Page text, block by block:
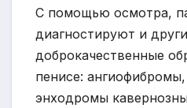
С помощью осмотра,
диагностируют и
доброкачественные
пенисе:
энходромы